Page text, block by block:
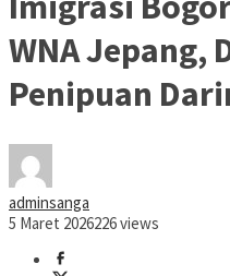
WNA Jepang,
Penipuan
adminsanga
5 Maret 2026226 views